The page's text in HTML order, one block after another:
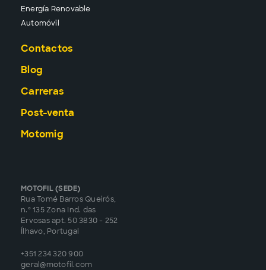
Energía Renovable
Automóvil
Contactos
Blog
Carreras
Post-venta
Motomig
MOTOFIL (SEDE)
Rua Tomé Barros Queirós,
n.º 135 Zona Ind. das
Ervosas apt. 50 3830 - 252
Ílhavo, Portugal
+351 234 320 900
geral@motofil.com